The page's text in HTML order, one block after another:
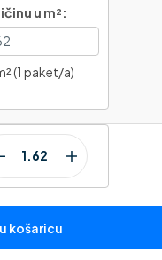
u m²:
(1 paket/a)
košaricu